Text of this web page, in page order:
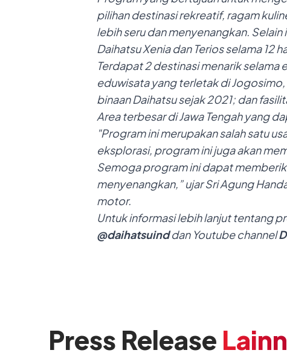
pilihan destinasi rekreatif, ragam
lebih seru dan menyenangkan.
DaihatsuXenia dan Terios selama 12
Terdapat 2 destinasi menarik selama
eduwisata yang terletak di Jogosimo,
binaan Daihatsu sejak 2021; dan
Area terbesar di Jawa Tengah yang
"Program ini merupakan salah satu
eksplorasi, program ini juga akan
Semoga program ini dapat
menyenangkan,” ujar Sri Agung
motor.
Untuk informasi lebih lanjuttentang p
@daihatsuinddan Youtube channel
Press Release